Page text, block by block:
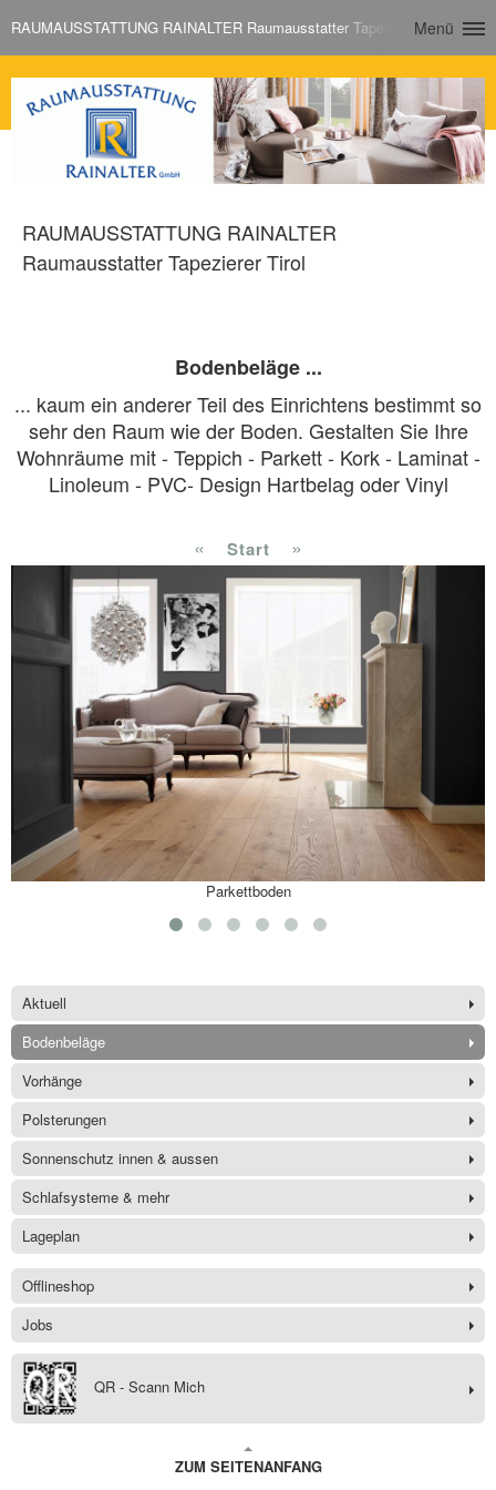
RAUMAUSSTATTUNG RAINALTER Raumausstatter Tapezierer Tirol
Menü
RAUMAUSSTATTUNG RAINALTER
Raumausstatter Tapezierer Tirol
Bodenbeläge ...
... kaum ein anderer Teil des Einrichtens bestimmt so
sehr den Raum wie der Boden. Gestalten Sie Ihre
Wohnräume mit - Teppich - Parkett - Kork - Laminat -
Linoleum - PVC- Design Hartbelag oder Vinyl
« Start »
Parkettboden
Aktuell
Bodenbeläge
Vorhänge
Polsterungen
Sonnenschutz innen & aussen
Schlafsysteme & mehr
Lageplan
Offlineshop
Jobs
QR - Scann Mich
ZUM SEITENANFANG